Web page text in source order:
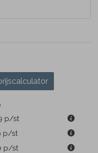
p/st
p/st
p/st